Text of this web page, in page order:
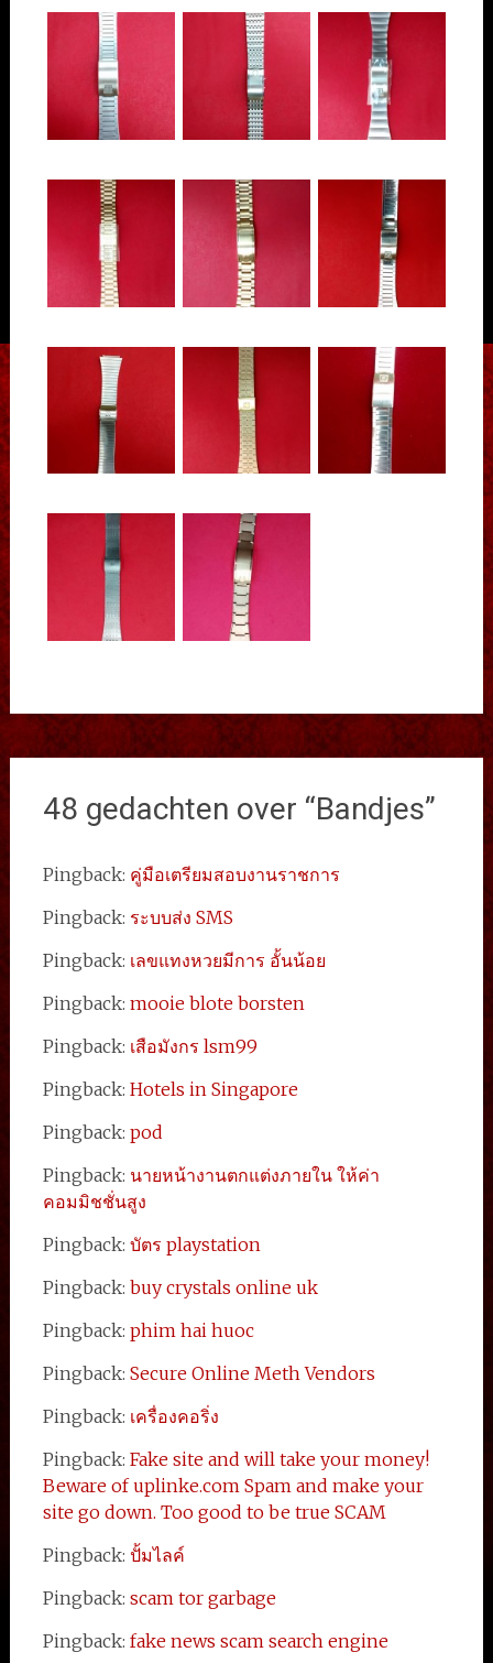
48 gedachten over “Bandjes”
Pingback: คู่มือเตรียมสอบงานราชการ
Pingback: ระบบส่ง SMS
Pingback: เลขแทงหวยมีการ อั้นน้อย
Pingback: mooie blote borsten
Pingback: เสือมังกร lsm99
Pingback: Hotels in Singapore
Pingback: pod
Pingback: นายหน้างานตกแต่งภายใน ให้ค่า
คอมมิชชั่นสูง
Pingback: บัตร playstation
Pingback: buy crystals online uk
Pingback: phim hai huoc
Pingback: Secure Online Meth Vendors
Pingback: เครื่องคอริ่ง
Pingback: Fake site and will take your money!
Beware of uplinke.com Spam and make your
site go down. Too good to be true SCAM
Pingback: ปั้มไลค์
Pingback: scam tor garbage
Pingback: fake news scam search engine